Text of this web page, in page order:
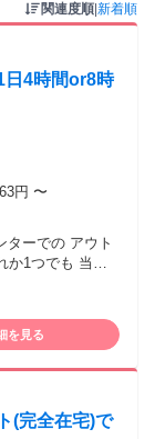
関連度順 新着順
日4時間or8時
円 〜
の アウト
リーター歓迎！
活かして勤務
を見る
(完全在宅)で